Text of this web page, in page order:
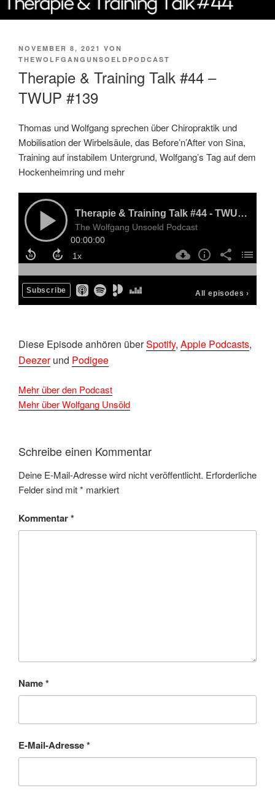
VERÖFFENTLICHT
AM
NOVEMBER 8, 2021 VON
THEWOLFGANGUNSOELDPODCAST
Therapie & Training Talk #44 –
TWUP #139
Thomas und Wolfgang sprechen über Chiropraktik und
Mobilisation der Wirbelsäule, das Before’n’After von Sina,
Training auf instabilem Untergrund, Wolfgang’s Tag auf dem
Hockenheimring und mehr
Diese Episode anhören überSpotify, Apple Podcasts,
Deezerund Podigee
Mehr über den Podcast
Mehr über Wolfgang Unsöld
Schreibe einen Kommentar
Deine E-Mail-Adresse wird nicht veröffentlicht. Erforderliche
Felder sind mit* markiert
Kommentar*
Name*
E-Mail-Adresse*